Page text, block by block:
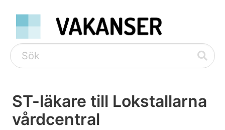
ST-läkare till Lokstallarna
vårdcentral